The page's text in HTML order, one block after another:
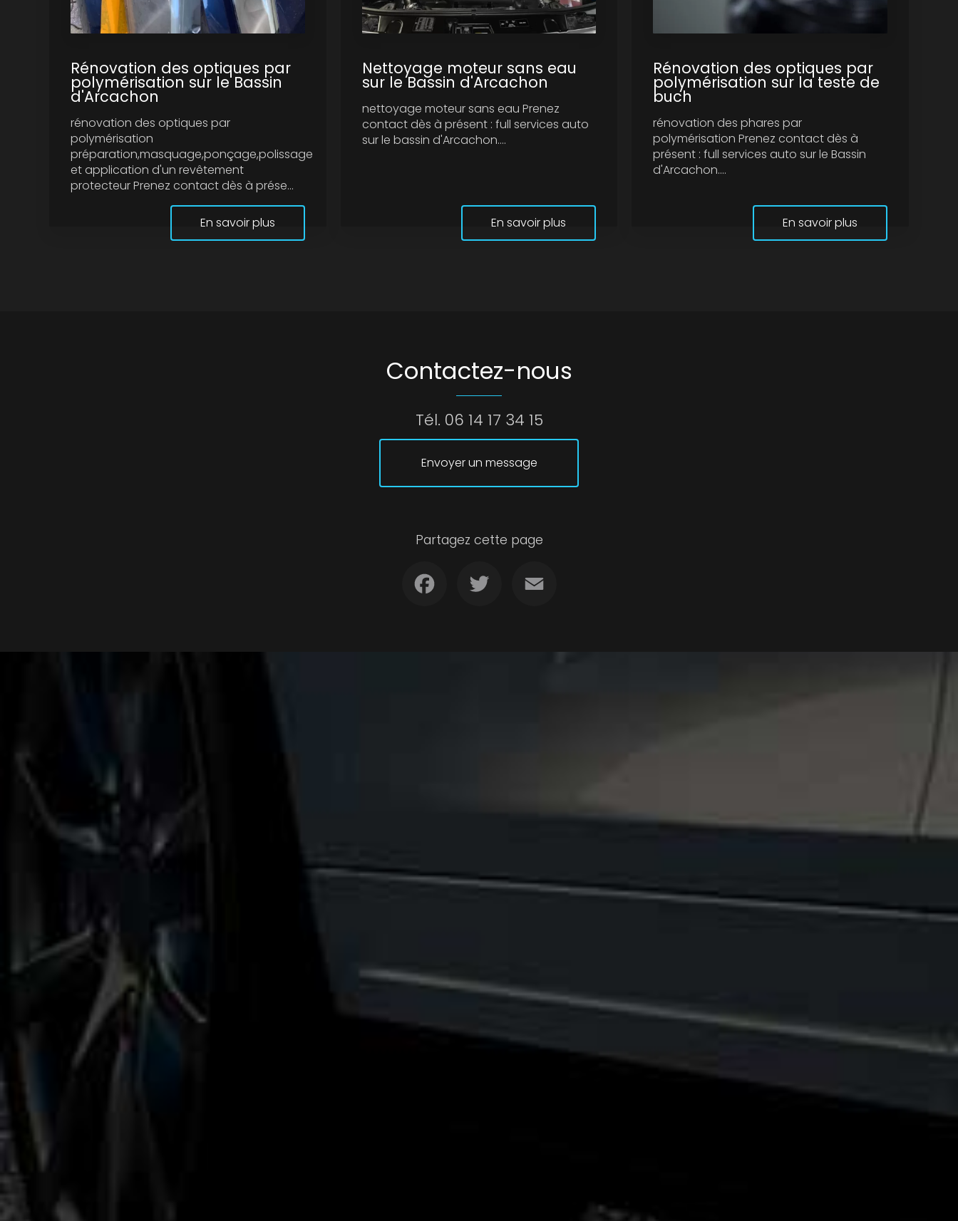
Rénovation des optiques par
polymérisation sur le Bassin
d'Arcachon
rénovation des optiques par
polymérisation
préparation,masquage,ponçage,polissage
et application d'un revêtement
protecteur Prenez contact dès à prése...
En savoir plus
Nettoyage moteur sans eau
sur le Bassin d'Arcachon
nettoyage moteur sans eau Prenez
contact dès à présent : full services auto
sur le bassin d'Arcachon....
En savoir plus
Rénovation des optiques par
polymérisation sur la teste de
buch
rénovation des phares par
polymérisation Prenez contact dès à
présent : full services auto sur le Bassin
d'Arcachon....
En savoir plus
Contactez-nous
Tél. 06 14 17 34 15
Envoyer un message
Partagez cette page